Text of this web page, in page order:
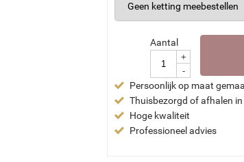
Aantal
+
-
Persoonlijk op maat
Thuisbezorgd of afhalen in
Hoge kwaliteit
Professioneel advies